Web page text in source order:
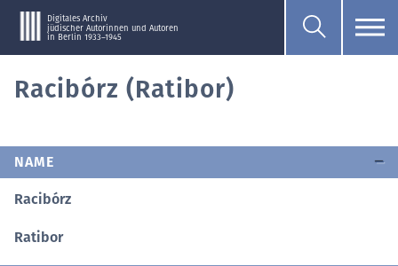
Digitales Archiv
jüdischer Autorinnen und Autoren
in Berlin 1933–1945
Racibórz (Ratibor)
NAME
Racibórz
Ratibor